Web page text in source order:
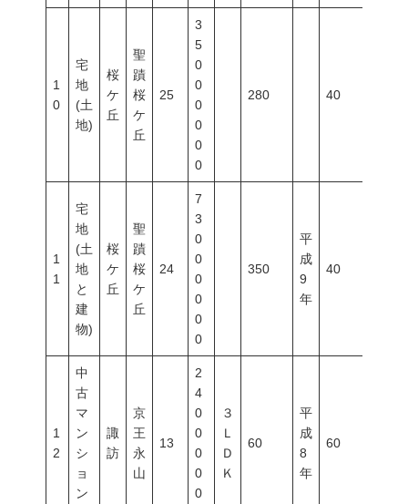
1
0
宅
地
(土
地)
桜
ケ
丘
聖
蹟
桜
ケ
丘
25
3
5
0
0
0
0
0
0
280 40
1
1
宅
地
(土
地
と
建
物)
桜
ケ
丘
聖
蹟
桜
ケ
丘
24
7
3
0
0
0
0
0
0
350
平
成
9
年
40
1
2
中
古
マ
ン
シ
ョ
ン
諏
訪
京
王
永
山
13
2
4
0
0
0
0
0
３
Ｌ
Ｄ
Ｋ
60
平
成
8
年
60